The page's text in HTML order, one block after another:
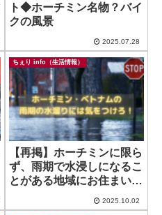
ト◆ホーチミン名物？バイ
クの風景
2025.07.28
ちぇり info（生活情報）
【再掲】ホーチミンに限ら
ず、雨期で水浸しになるこ
とがある地域にお住まい・
つけてほしいこと
2025.10.02